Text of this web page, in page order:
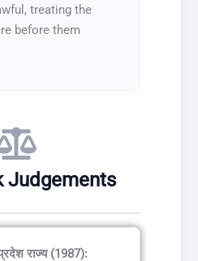
treating the
before them
Judgements
राज्य (1987):